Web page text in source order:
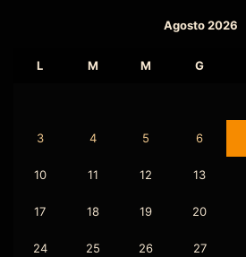
Agosto 2026
L M M G
3 4 5 6
10 11 12 13
17 18 19 20
24 25 26 27